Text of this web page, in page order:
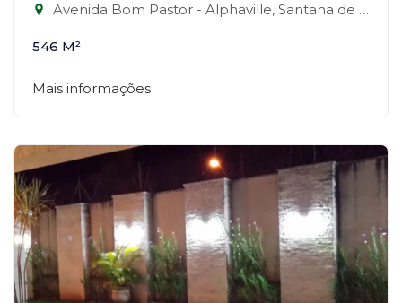
Avenida Bom Pastor - Alphaville, Santana de Parnaíba-SP
546 M²
Mais informações